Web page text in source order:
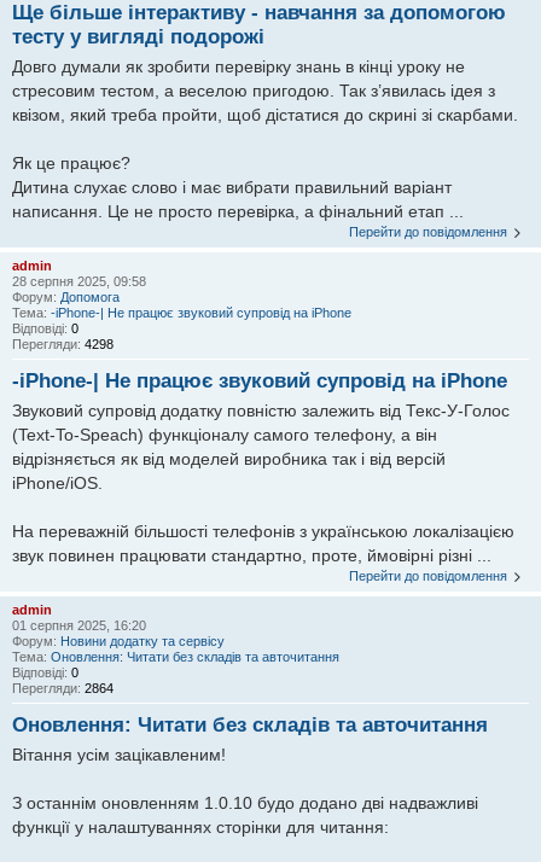
Ще більше інтерактиву - навчання за допомогою
тесту у вигляді подорожі
Довго думали як зробити перевірку знань в кінці уроку не
стресовим тестом, а веселою пригодою. Так з’явилась ідея з
квізом, який треба пройти, щоб дістатися до скрині зі скарбами.
Як це працює?
Дитина слухає слово і має вибрати правильний варіант
написання. Це не просто перевірка, а фінальний етап ...
Перейти до повідомлення
admin
28 серпня 2025, 09:58
Форум: Допомога
Тема: -iPhone-| Не працює звуковий супровід на iPhone
Відповіді: 0
Перегляди: 4298
-iPhone-| Не працює звуковий супровід на iPhone
Звуковий супровід додатку повністю залежить від Текс-У-Голос
(Text-To-Speach) функціоналу самого телефону, а він
відрізняється як від моделей виробника так і від версій
iPhone/iOS.
На переважній більшості телефонів з українською локалізацією
звук повинен працювати стандартно, проте, ймовірні різні ...
Перейти до повідомлення
admin
01 серпня 2025, 16:20
Форум: Новини додатку та сервісу
Тема: Оновлення: Читати без складів та авточитання
Відповіді: 0
Перегляди: 2864
Оновлення: Читати без складів та авточитання
Вітання усім зацікавленим!
З останнім оновленням 1.0.10 будо додано дві надважливі
функції у налаштуваннях сторінки для читання: